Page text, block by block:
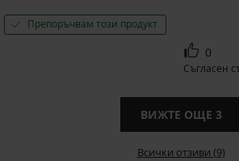
Препоръчвам този продукт
0
Съгласен
ВИЖТЕ ОЩЕ 3
Всички отзиви (9)